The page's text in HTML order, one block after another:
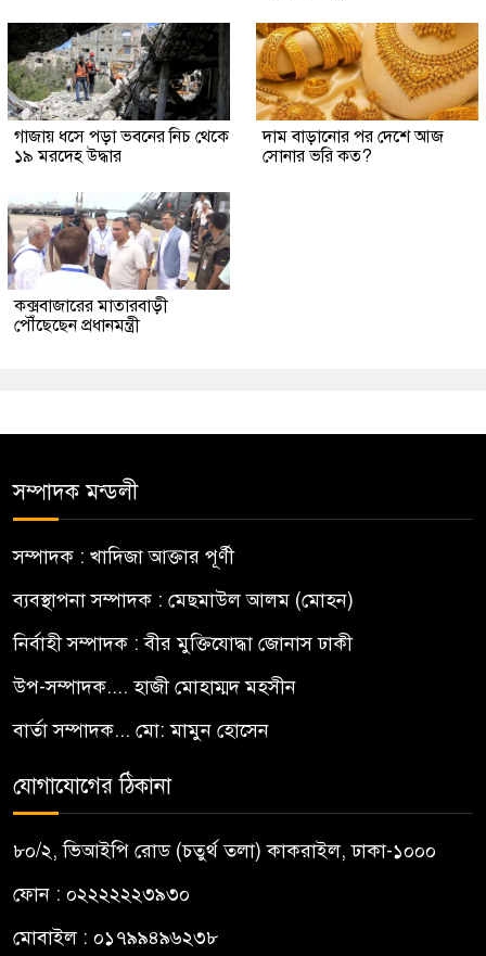
গাজায় ধসে পড়া ভবনের নিচ থেকে
১৯ মরদেহ উদ্ধার
দাম বাড়ানোর পর দেশে আজ
সোনার ভরি কত?
কক্সবাজারের মাতারবাড়ী
পৌঁছেছেন প্রধানমন্ত্রী
সম্পাদক মন্ডলী
সম্পাদক : খাদিজা আক্তার পূর্ণী
ব্যবস্থাপনা সম্পাদক : মেছমাউল আলম (মোহন)
নির্বাহী সম্পাদক : বীর মুক্তিযোদ্ধা জোনাস ঢাকী
উপ-সম্পাদক.... হাজী মোহাম্মদ মহসীন
বার্তা সম্পাদক... মো: মামুন হোসেন
যোগাযোগের ঠিকানা
৮০/২, ভিআইপি রোড (চতুর্থ তলা) কাকরাইল, ঢাকা-১০০০
ফোন : ০২২২২২২৩৯৩০
মোবাইল : ০১৭৯৯৪৯৬২৩৮